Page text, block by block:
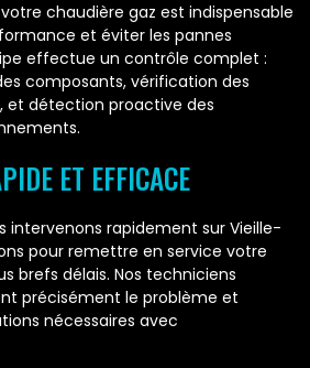
chaudière gaz est indispensable
et éviter les pannes
effectue un contrôle complet :
composants, vérification des
et détection proactive des
ET EFFICACE
intervenons rapidement sur Vieille-
pour remettre en service votre
brefs délais. Nos techniciens
précisément le problème et
nécessaires avec